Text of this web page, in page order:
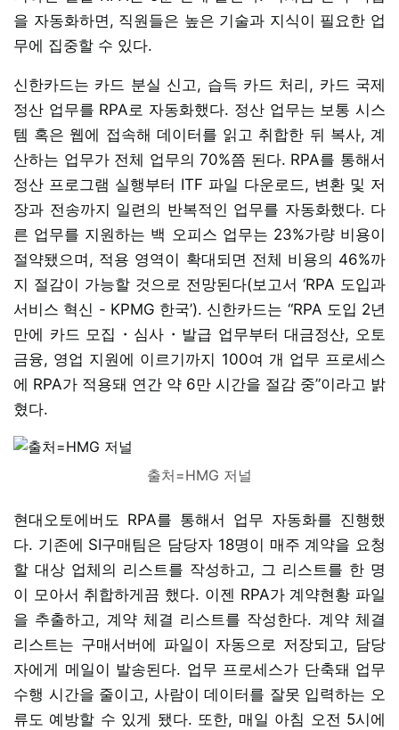
을 자동화하면, 직원들은 높은 기술과 지식이 필요한 업
무에 집중할 수 있다.
신한카드는 카드 분실 신고, 습득 카드 처리, 카드 국제
정산 업무를 RPA로 자동화했다. 정산 업무는 보통 시스
템 혹은 웹에 접속해 데이터를 읽고 취합한 뒤 복사, 계
산하는 업무가 전체 업무의 70%쯤 된다. RPA를 통해서
정산 프로그램 실행부터 ITF 파일 다운로드, 변환 및 저
장과 전송까지 일련의 반복적인 업무를 자동화했다. 다
른 업무를 지원하는 백 오피스 업무는 23%가량 비용이
절약됐으며, 적용 영역이 확대되면 전체 비용의 46%까
지 절감이 가능할 것으로 전망된다(보고서 ‘RPA 도입과
서비스 혁신 - KPMG 한국’). 신한카드는 “RPA 도입 2년
만에 카드 모집・심사・발급 업무부터 대금정산, 오토
금융, 영업 지원에 이르기까지 100여 개 업무 프로세스
에 RPA가 적용돼 연간 약 6만 시간을 절감 중”이라고 밝
혔다.
출처=HMG 저널
현대오토에버도 RPA를 통해서 업무 자동화를 진행했
다. 기존에 SI구매팀은 담당자 18명이 매주 계약을 요청
할 대상 업체의 리스트를 작성하고, 그 리스트를 한 명
이 모아서 취합하게끔 했다. 이젠 RPA가 계약현황 파일
을 추출하고, 계약 체결 리스트를 작성한다. 계약 체결
리스트는 구매서버에 파일이 자동으로 저장되고, 담당
자에게 메일이 발송된다. 업무 프로세스가 단축돼 업무
수행 시간을 줄이고, 사람이 데이터를 잘못 입력하는 오
류도 예방할 수 있게 됐다. 또한, 매일 아침 오전 5시에